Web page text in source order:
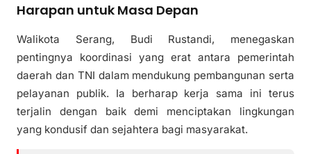
Harapan untuk Masa Depan
Walikota Serang, Budi Rustandi, menegaskan
pentingnya koordinasi yang erat antara pemerintah
daerah dan TNI dalam mendukung pembangunan serta
pelayanan publik. Ia berharap kerja sama ini terus
terjalin dengan baik demi menciptakan lingkungan
yang kondusif dan sejahtera bagi masyarakat.